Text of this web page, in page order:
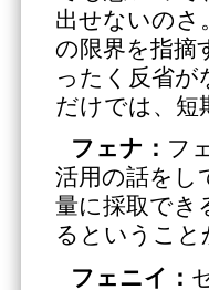
出せないのさ
の限界を指摘
ったく反省が
だけでは、短
フェナ： フ
活用の話をし
量に採取でき
るということ
フェニイ：